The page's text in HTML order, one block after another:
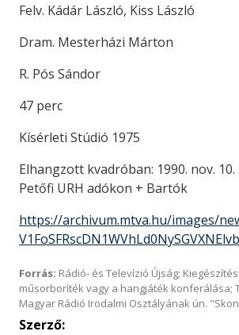
Felv. Kádár László, Kiss László
Dram. Mesterházi Márton
R. Pós Sándor
47 perc
Kísérleti Stúdió 1975
Elhangzott kvadróban: 1990. nov. 10.
Petőfi URH adókon + Bartók
https://archivum.mtva.hu/images/
Forrás: Rádió- és Televízió Újság;
műsorboríték vagy a hangjáték konferálása;
Magyar Rádió Irodalmi Osztályának ún.
Szerző: